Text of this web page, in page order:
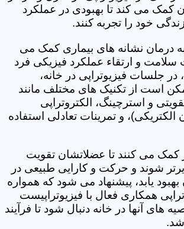
کمک می کند تا بهبودی در عملکرد
خود را تجربه کنند.
درمان نشانه های بیماری کمک می
سلامت و ارتقاء عملکرد فیزیکی فرد
در جلسات فیزیوتراپی در خانه،
است از تکنیک های مختلف مانند
و استرچینگ، الکتروتراپی
الکتریکی)، و تمرینات تعادلی استفاده
کمک می کنند تا عضلاتشان تقویت
شوند و حرکت و کارایی طبیعی در
یابد، پیشنهاد می شود که همواره
همکاری فعال با فیزیوتراپیست
های آنها در خانه دنبال شود تا فرآیند